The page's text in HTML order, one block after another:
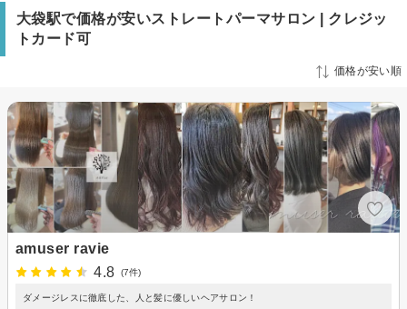
大袋駅で価格が安いストレートパーマサロン | クレジッ
トカード可
価格が安い順
amuser ravie
4.8
(7件)
ダメージレスに徹底した、人と髪に優しいヘアサロン！